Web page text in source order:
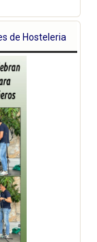
de Hosteleria